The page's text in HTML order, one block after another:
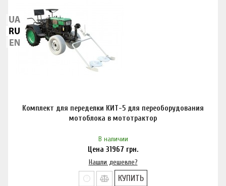
Комплект для переделки КИТ-5 для переоборудования
мотоблока в мототрактор
В наличии
Цена 31967 грн.
Нашли дешевле?
КУПИТЬ